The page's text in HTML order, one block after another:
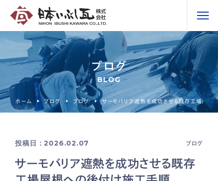
ブログ
BLOG
ホーム ブログ ブログ サーモバリア遮熱を成功させる既存工場屋根
投稿日：2026.02.07 ブログ
サーモバリア遮熱を成功させる既存